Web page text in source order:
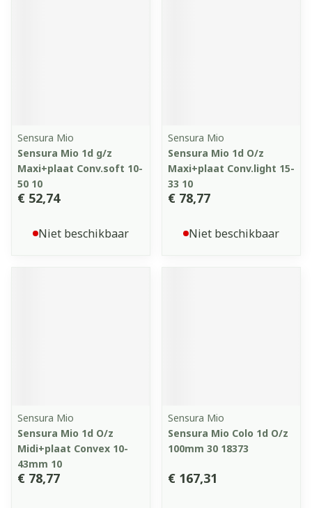
Sensura Mio
Sensura Mio 1d g/z
Maxi+plaat Conv.soft 10-
50 10
€ 52,74
Niet beschikbaar
Sensura Mio
Sensura Mio 1d O/z
Maxi+plaat Conv.light 15-
33 10
€ 78,77
Niet beschikbaar
Sensura Mio
Sensura Mio 1d O/z
Midi+plaat Convex 10-
43mm 10
€ 78,77
Sensura Mio
Sensura Mio Colo 1d O/z
100mm 30 18373
€ 167,31